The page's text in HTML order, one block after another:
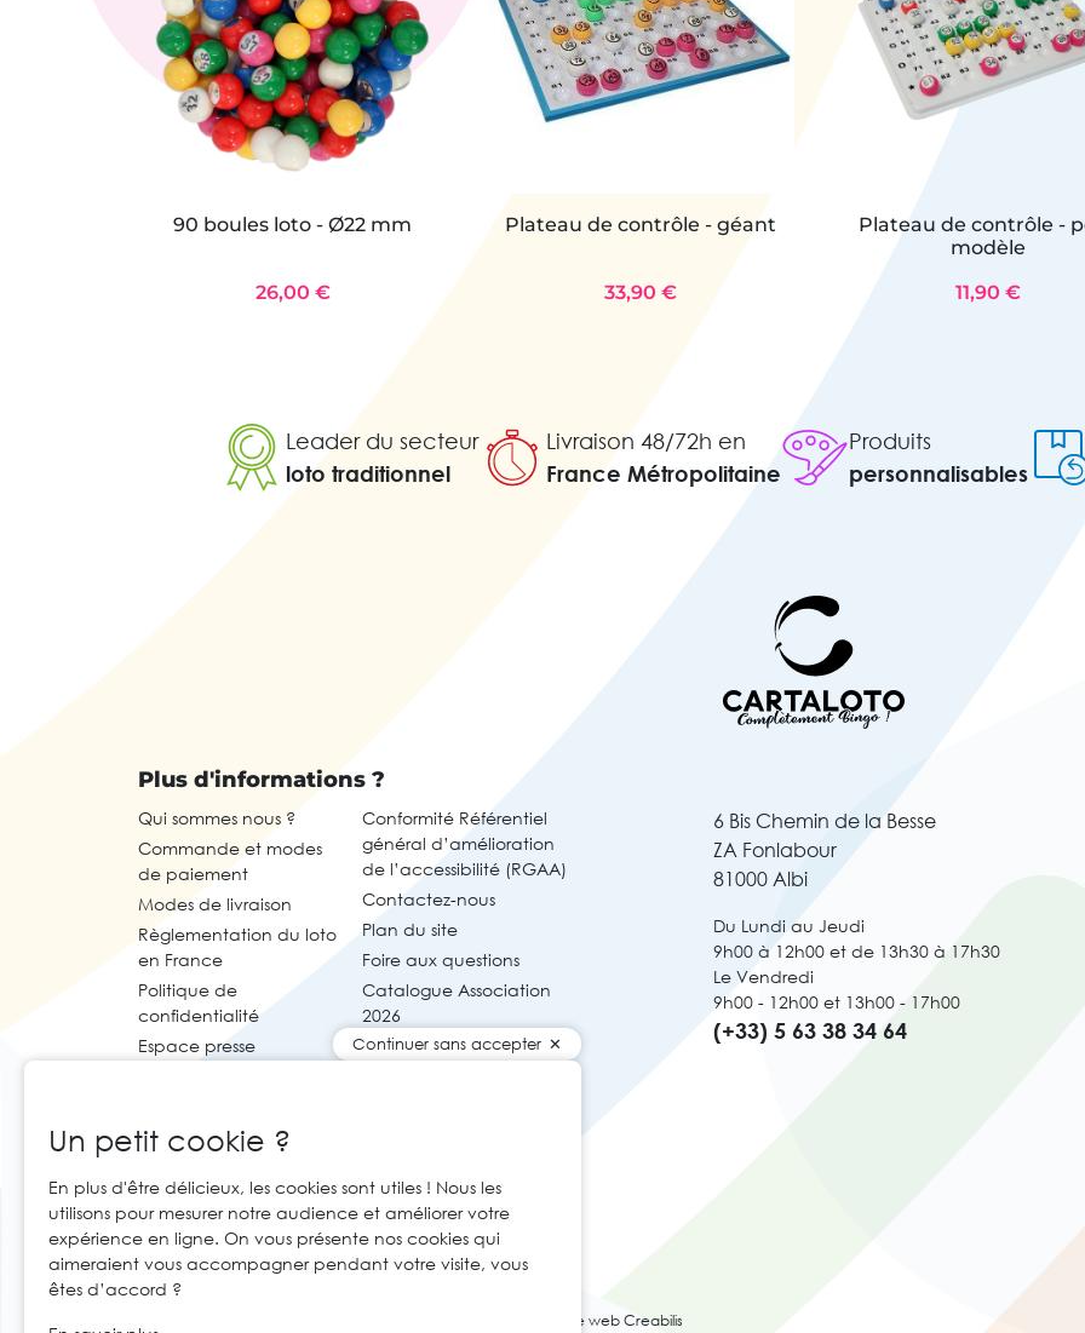
90 boules loto - Ø22 mm
26,00 €
Plateau de contrôle - géant
33,90 €
Plateau de contrôle -
modèle
11,90 €
Leader du secteur
loto traditionnel
Livraison 48/72h en
France Métropolitaine
Produits
personnalisables
Plus d'informations ?
Qui sommes nous ?
Commande et modes
de paiement
Modes de livraison
Règlementation du loto
en France
Politique de
confidentialité
Espace presse
Conformité Référentiel
général d’amélioration
de l’accessibilité (RGAA)
Contactez-nous
Plan du site
Foire aux questions
Catalogue Association
2026
6 Bis Chemin de la Besse
ZA Fonlabour
81000 Albi
Du Lundi au Jeudi
9h00 à 12h00 et de 13h30 à 17h30
Le Vendredi
9h00 - 12h00 et 13h00 - 17h00
(+33) 5 63 38 34 64
Agence web Creabilis
Continuer sans accepter
Un petit cookie ?
En plus d'être délicieux, les cookies sont utiles ! Nous les
utilisons pour mesurer notre audience et améliorer votre
expérience en ligne. On vous présente nos cookies qui
aimeraient vous accompagner pendant votre visite, vous
êtes d’accord ?